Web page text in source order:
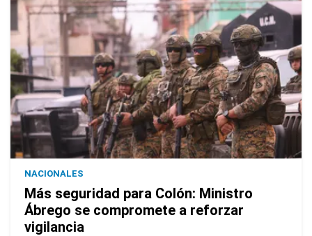
NACIONALES
Más seguridad para Colón: Ministro
Ábrego se compromete a reforzar
vigilancia